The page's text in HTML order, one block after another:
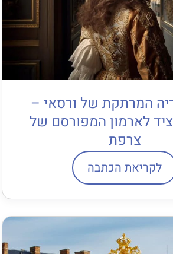
המרתקת של ורסאי –
לארמון המפורסם של
צרפת
לקריאת הכתבה